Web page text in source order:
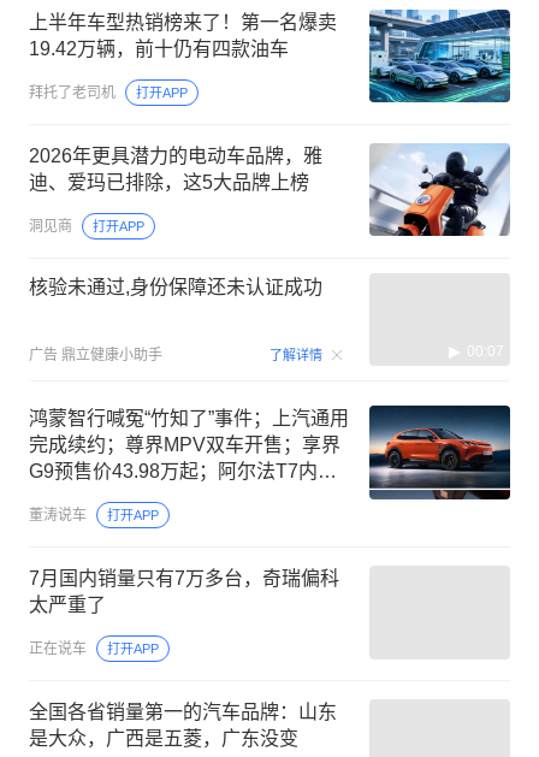
上半年车型热销榜来了！第一名爆卖
19.42万辆，前十仍有四款油车
拜托了老司机 打开APP
2026年更具潜力的电动车品牌，雅
迪、爱玛已排除，这5大品牌上榜
洞见商 打开APP
核验未通过,身份保障还未认证成功
广告 鼎立健康小助手 了解详情 00:07
鸿蒙智行喊冤“竹知了”事件；上汽通用
完成续约；尊界MPV双车开售；享界
G9预售价43.98万起；阿尔法T7内饰
官图发布；捷达首款纯电轿车来了
董涛说车 打开APP
7月国内销量只有7万多台，奇瑞偏科
太严重了
正在说车 打开APP
全国各省销量第一的汽车品牌：山东
是大众，广西是五菱，广东没变